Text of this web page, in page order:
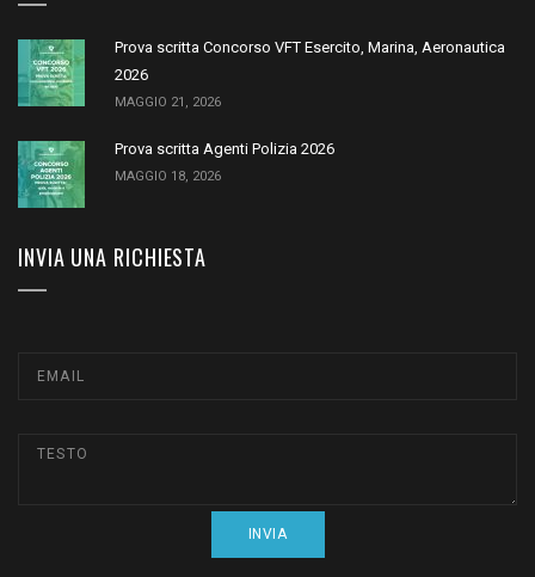
Prova scritta Concorso VFT Esercito, Marina, Aeronautica
2026
MAGGIO 21, 2026
Prova scritta Agenti Polizia 2026
MAGGIO 18, 2026
INVIA UNA RICHIESTA